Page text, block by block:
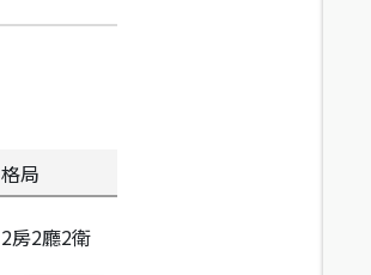
格局
2房2廳2衛